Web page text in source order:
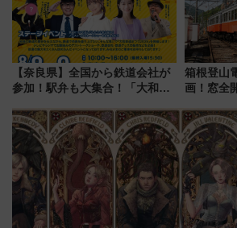
【奈良県】全国から鉄道会社が
参加！駅弁も大集合！「大和鉄
に開催決定
箱根登山
画！窓全
発売